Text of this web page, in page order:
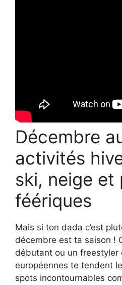
Décembre
activités
ski, neige et
féériques
Mais si ton dada c’est
décembre est ta saison !
débutant ou un freestyler
européennes te tendent
spots incontournables